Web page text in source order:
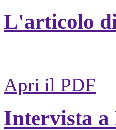
L'articolo
Apri il PDF
Intervista